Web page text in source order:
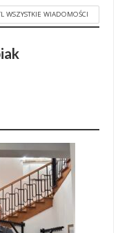
WSZYSTKIE WIADOMOŚCI